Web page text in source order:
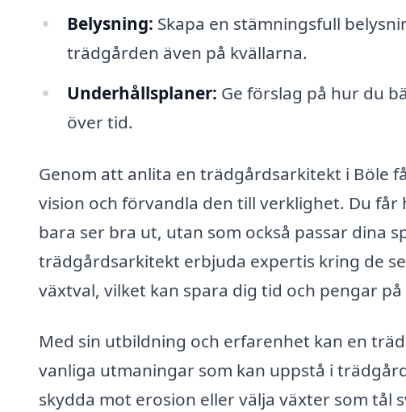
Belysning: Skapa en stämningsfull
trädgården även på kvällarna.
Underhållsplaner: Ge förslag på hur du
över tid.
Genom att anlita en trädgårdsarkitekt i Böle
vision och förvandla den till verklighet. Du
bara ser bra ut, utan som också passar dina
trädgårdsarkitekt erbjuda expertis kring de
växtval, vilket kan spara dig tid och pengar på
Med sin utbildning och erfarenhet kan en
vanliga utmaningar som kan uppstå i
skydda mot erosion eller välja växter som tål